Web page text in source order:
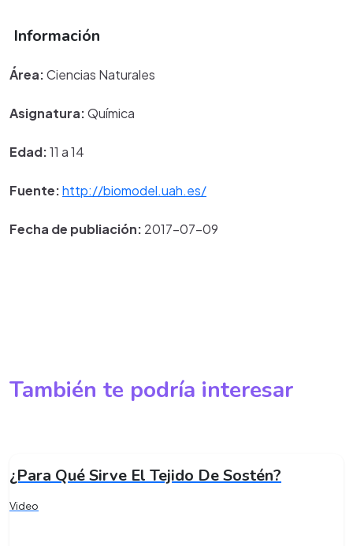
Información
Área:Ciencias Naturales
Asignatura:Química
Edad:11 a 14
Fuente:http://biomodel.uah.es/
Fecha de publiación: 2017-07-09
También te podría interesar
¿Para Qué Sirve El Tejido De Sostén?
Video